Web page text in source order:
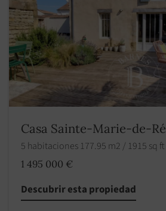
Casa Sainte-Marie-de-Ré
5 habitaciones 177.95 m2 / 1915 sq ft
1 495 000 €
Descubrir esta propiedad